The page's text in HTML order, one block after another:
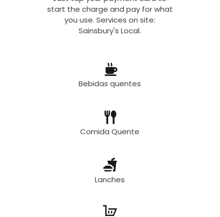
start the charge and pay for what
you use. Services on site:
Sainsbury's Local.
Bebidas quentes
Comida Quente
Lanches